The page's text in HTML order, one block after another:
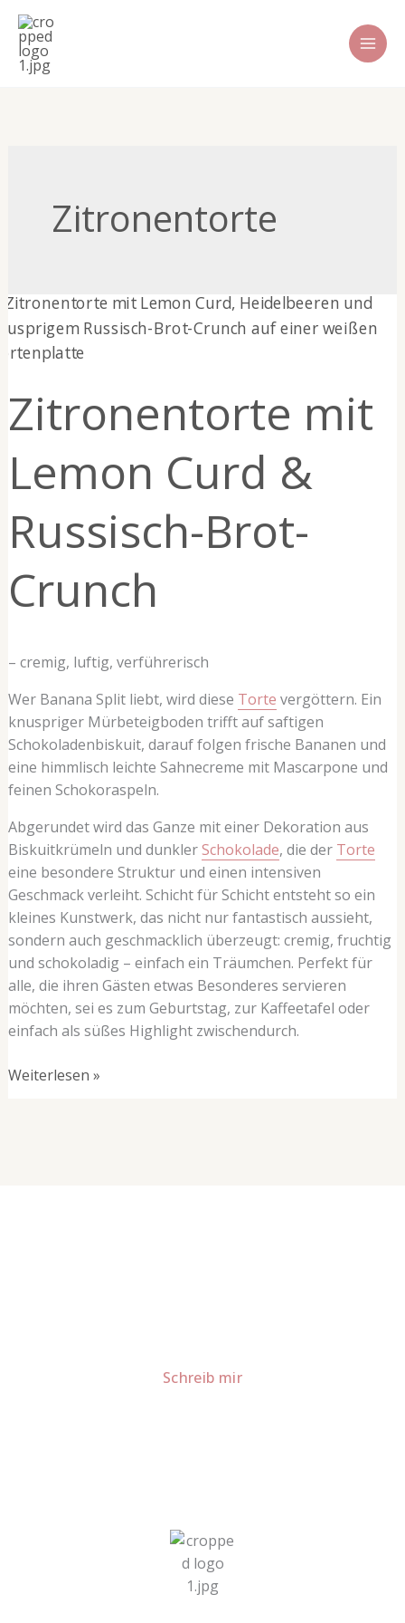
Zum
Inhalt
springen
Zitronentorte
Zitronentorte mit
Lemon Curd &
Russisch-Brot-
Crunch
– cremig, luftig, verführerisch
Wer Banana Split liebt, wird diese Torte vergöttern. Ein
knuspriger Mürbeteigboden trifft auf saftigen
Schokoladenbiskuit, darauf folgen frische Bananen und
eine himmlisch leichte Sahnecreme mit Mascarpone und
feinen Schokoraspeln.
Abgerundet wird das Ganze mit einer Dekoration aus
Biskuitkrümeln und dunklerSchokolade, die der Torte
eine besondere Struktur und einen intensiven
Geschmack verleiht. Schicht für Schicht entsteht so ein
kleines Kunstwerk, das nicht nur fantastisch aussieht,
sondern auch geschmacklich überzeugt: cremig, fruchtig
und schokoladig – einfach ein Träumchen. Perfekt für
alle, die ihren Gästen etwas Besonderes servieren
möchten, sei es zum Geburtstag, zur Kaffeetafel oder
einfach als süßes Highlight zwischendurch.
Zitronentorte
mit
Lemon
&
Russisch-
Crunch
Weiterlesen »
Schreib mir